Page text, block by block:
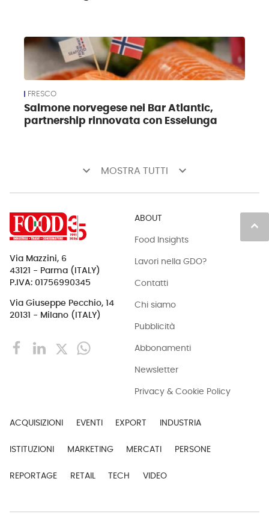
FRESCO
Salmone norvegese nei Bar Atlantic,
partnership rinnovata con Esselunga
keyboard_arrow_down MOSTRA TUTTI keyboard_arrow_down
keyboard_arrow_up
Via Mazzini, 6
43121 - Parma (ITALY)
P.IVA: 01756990345
Via Giuseppe Pecchio, 14
20131 - Milano (ITALY)
ABOUT
Food Insights
Lavori nella GDO?
Contatti
Chi siamo
Pubblicità
Abbonamenti
Newsletter
Privacy & Cookie Policy
ACQUISIZIONI EVENTI EXPORT INDUSTRIA
ISTITUZIONI MARKETING MERCATI PERSONE
REPORTAGE RETAIL TECH VIDEO